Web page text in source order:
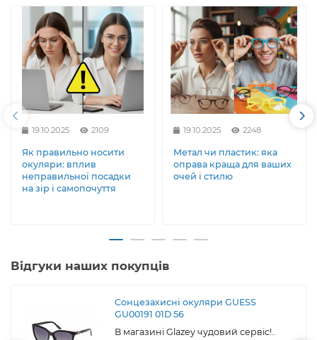
19.10.2025 2109
Як правильно носити
окуляри: вплив
неправильної посадки
на зір і самопочуття
19.10.2025 2248
Метал чи пластик: яка
оправа краща для ваших
очей і стилю
Відгуки наших покупців
Сонцезахисні окуляри GUESS
GU00191 01D 56
В магазині Glazey чудовий сервіс!..